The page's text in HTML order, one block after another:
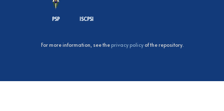
PSP ISCPSI
For more information, see the privacy policyof the repository.